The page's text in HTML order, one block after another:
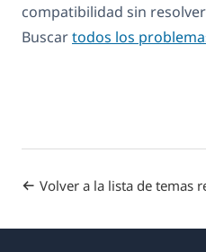
compatibilidad sin
Buscartodos los
Volver a la lista de temas